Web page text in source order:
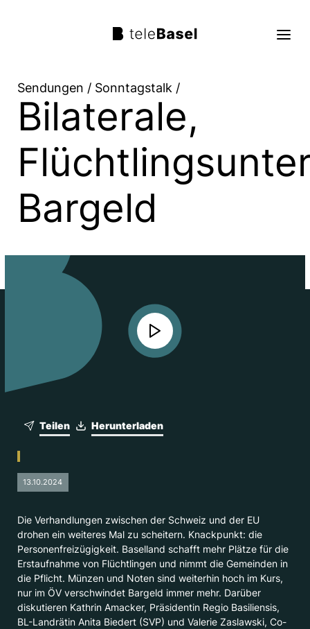
Live TV
Sendungen
TV Programm
Über uns
Trag mit!
Sendungen / Sonntagstalk /
Bilaterale,
Bargeld
Herunterladen
Teilen
13.10.2024
Die Verhandlungen zwischen der Schweiz und der EU
drohen ein weiteres Mal zu scheitern. Knackpunkt: die
Personenfreizügigkeit. Baselland schafft mehr Plätze für die
Erstaufnahme von Flüchtlingen und nimmt die Gemeinden in
die Pflicht. Münzen und Noten sind weiterhin hoch im Kurs,
nur im ÖV verschwindet Bargeld immer mehr. Darüber
diskutieren Kathrin Amacker, Präsidentin Regio Basiliensis,
BL-Landrätin Anita Biedert (SVP) und Valerie Zaslawski, Co-